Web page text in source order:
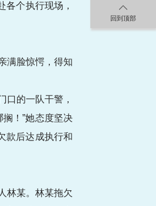
个执行现场，
满脸惊愕，得知
口的一队干警，
！”她态度坚决
款后达成执行和
林某。林某拖欠
回到顶部